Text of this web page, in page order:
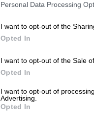
Personal Data Processing
I want to opt-out of the
Opted In
I want to opt-out of the Sale
Opted In
I want to opt-out of
Advertising.
Opted In